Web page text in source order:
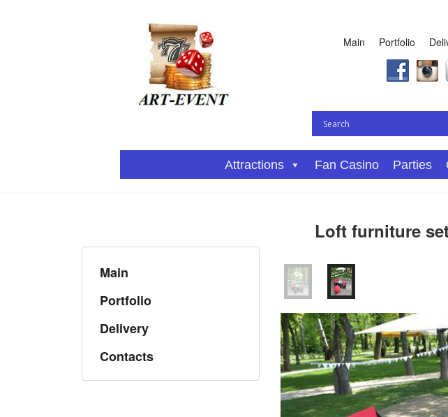
Main Portfolio
Attractions Fan Casino Parties
Loft furniture
Main
Portfolio
Delivery
Contacts